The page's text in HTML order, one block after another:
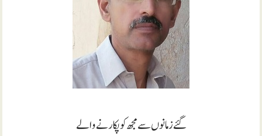
گئے زمانوں سے مجھ کو پکارنے والے